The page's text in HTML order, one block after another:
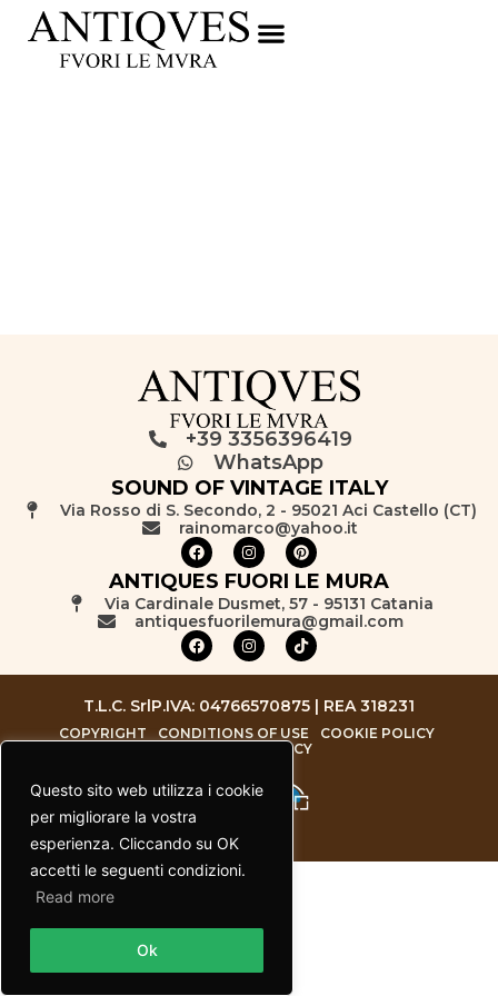
Questo sito web utilizza i cookie
per migliorare la vostra
esperienza. Cliccando su OK
accetti le seguenti condizioni.
Read more
Ok
+39 3356396419
WhatsApp
SOUND OF VINTAGE ITALY
Via Rosso di S. Secondo, 2 - 95021 Aci Castello (CT)
rainomarco@yahoo.it
ANTIQUES FUORI LE MURA
Via Cardinale Dusmet, 57 - 95131 Catania
antiquesfuorilemura@gmail.com
T.L.C. SrlP.IVA: 04766570875 | REA 318231
COPYRIGHT CONDITIONS OF USE
COOKIE POLICY
PRIVACY POLICY